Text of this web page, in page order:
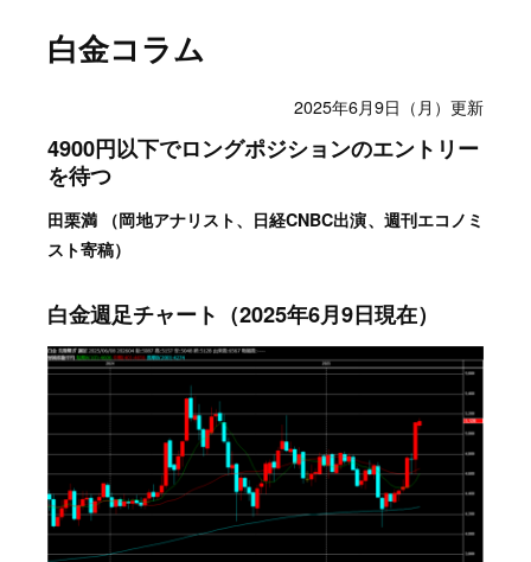
白金コラム
2025年6月9日（月）更新
4900円以下でロングポジションのエントリー
を待つ
田栗満 （岡地アナリスト、日経CNBC出演、週刊エコノミ
スト寄稿）
白金週足チャート（2025年6月9日現在）